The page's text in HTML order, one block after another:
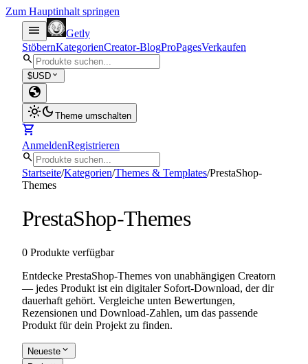
Zum Hauptinhalt springen
menu
Getly
StöbernKategorienCreator-BlogProPagesVerkaufen
search
$USD expand_more
globe
light_modedark_mode Theme umschalten
shopping_cart
AnmeldenRegistrieren
search
Startseite/Kategorien/Themes & Templates/PrestaShop-
Themes
PrestaShop-Themes
0 Produkte verfügbar
Entdecke PrestaShop-Themes von unabhängigen Creatorn
— jedes Produkt ist ein digitaler Sofort-Download, der dir
dauerhaft gehört. Vergleiche unten Bewertungen,
Rezensionen und Download-Zahlen, um das passende
Produkt für dein Projekt zu finden.
Neueste expand_more